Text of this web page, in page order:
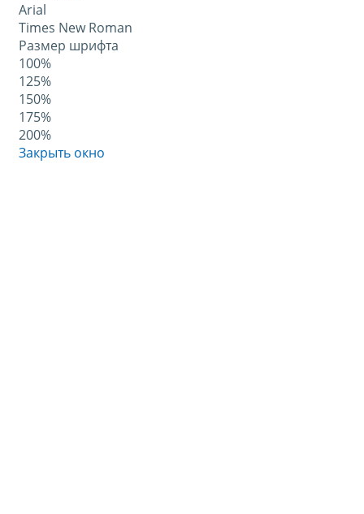
Arial
Times New Roman
Размер шрифта
100%
125%
150%
175%
200%
Закрыть окно